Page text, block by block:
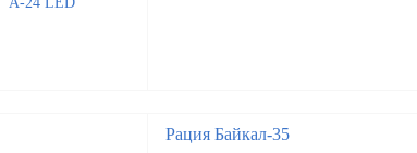
Рация Байкал-35